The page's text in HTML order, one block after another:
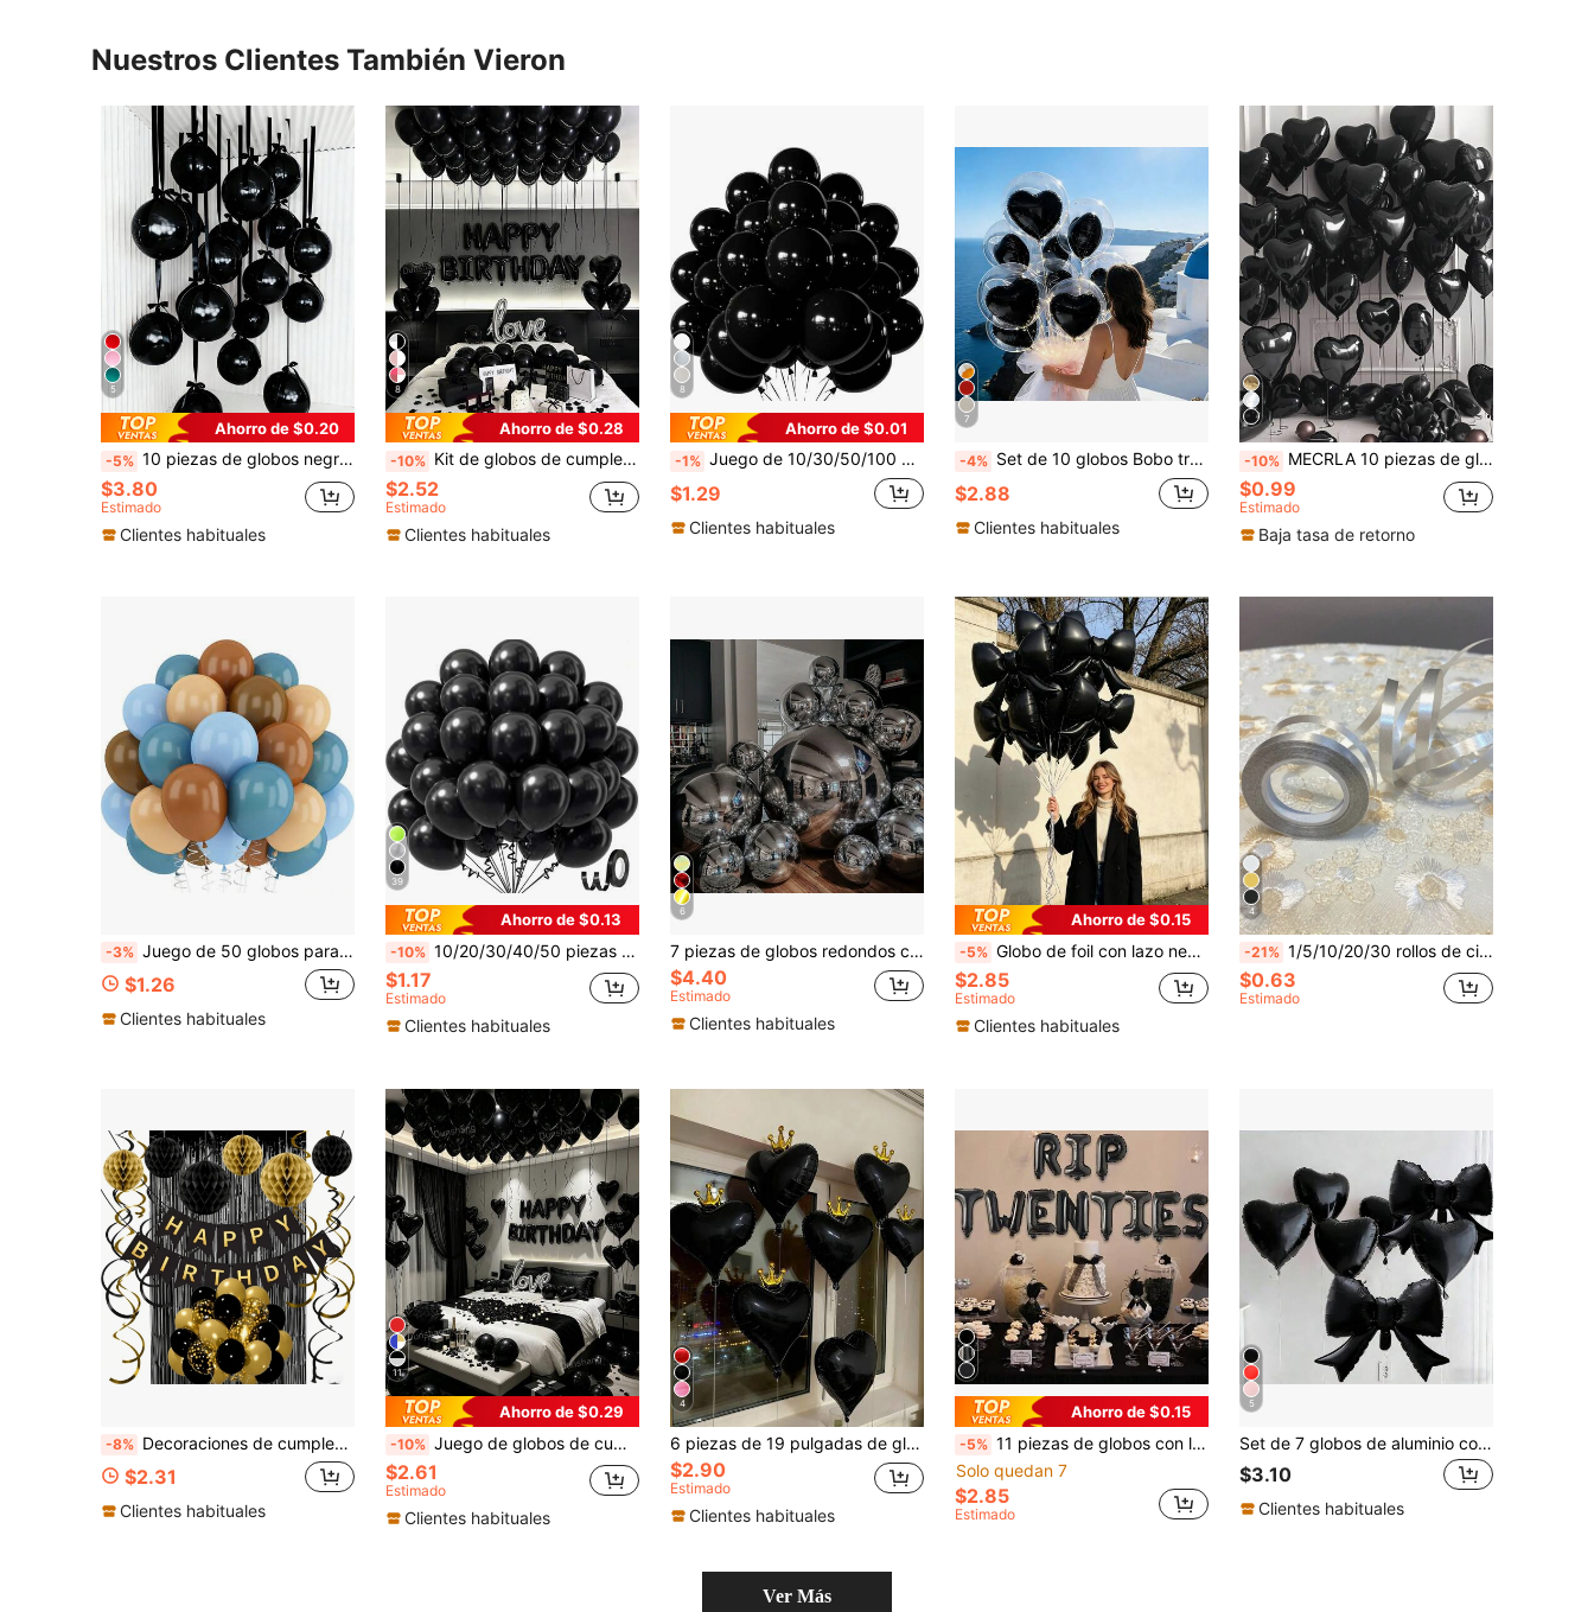
Nuestros Clientes También Vieron
5
Ahorro de $0.20
-5% 10 piezas de globos negros de 18 pulgadas 4D con cintas de poliéster negras y papel de embalaje, portátiles para decoración interior, fiestas, bodas, reuniones en el hogar y talla grande
$3.80
Estimado
Clientes habituales
8
Ahorro de $0.28
-10% Kit de globos de cumpleaños gótico negro 30/56/58 piezas - 500 piezas de pétalos artificiales negros + pancarta de feliz cumpleaños de 16 pulgadas + 6 globos de lámina en forma de corazón de 18 pulgadas + globo de lámina de amor + globos de látex, perfecto para fiesta de cumpleaños, decoración romántica de dormitorio, sorpresa de medianoche
$2.52
Estimado
Clientes habituales
8
Ahorro de $0.01
-1% Juego de 10/30/50/100 piezas de globos negros, textura mate premium, adecuado para decoración de fiesta de cumpleaños, boda, Día de San Valentín, aniversario, propuesta, evento empresarial y fondo de fotografía. Se puede hacer arco DIY, decoración de mesa o de habitación, crear una atmósfera misteriosa y elegante, mostrar estilo y sensación premium
$1.29
Clientes habituales
7
-4% Set de 10 globos Bobo transparentes de 20 pulgadas con globos de lámina en forma de corazón rojo, adecuado para el Día de San Valentín, cumpleaños, bodas, propuestas y celebraciones de aniversario, globos grandes en forma de corazón rojo - decoración de globos para interiores y exteriores
$2.88
Clientes habituales
-10% MECRLA 10 piezas de globos de lámina con forma de corazón negro, adecuados para decoración de lugar de boda, decoración de fiesta de propuesta, decoración de banquete de boda, decoración de pared de fondo, decoración de fiesta de despedida de soltera, decoración de fiesta de cumpleaños 2026
$0.99
Estimado
Baja tasa de retorno
-3% Juego de 50 globos para fiesta, incluye globos de látex gruesos anti-estallido de 10 pulgadas en azul niebla, azul macaron, nude, café y marrón, con cinta a juego opcional, perfecto para cumpleaños, fiesta temática, baby shower, boda, Día de San Valentín, propuesta de compromiso, aniversario, baile de graduación, revelación de género, decoración y accesorios de fotografía para diversas escenas interiores y exteriores
$1.26
Clientes habituales
39
Ahorro de $0.13
-10% 10/20/30/40/50 piezas Globos negros, Tamaños 18/12/10/5 pulgadas, Globos de látex negros, Globos para fiestas, Adecuados para ceremonia de graduación, Halloween, decoración de fiesta de cumpleaños
$1.17
Estimado
Clientes habituales
6
7 piezas de globos redondos con lámina de plata (1 pieza de 32 pulgadas, 3 piezas de 22 pulgadas, 3 piezas de 10 pulgadas) para decoración de bodas, cumpleaños, Día de San Valentín, aniversario, Día de la Madre, Día del Padre, fiesta de graduación, globos esféricos 4D
$4.40
Estimado
Clientes habituales
Ahorro de $0.15
-5% Globo de foil con lazo negro de 21 pulgadas, adecuado para decoración de fiesta de cumpleaños, boda, Día de San Valentín, Año Nuevo
$2.85
Estimado
Clientes habituales
4
-21% 1/5/10/20/30 rollos de cinta decorativa metálica dorada para globos, cintas de globos dorados de 10M de largo, adecuadas para fiestas, bodas, cumpleaños, celebraciones, envoltura de regalos y talla grande
$0.63
Estimado
-8% Decoraciones de cumpleaños en negro y dorado, adecuadas tanto para hombres como para mujeres. El juego de globos Recosis en negro y dorado incluye una pancarta de "Feliz Cumpleaños", globos de panal, un vórtice colgante en forma de estrella y decoraciones de cortina de papel de aluminio.
$2.31
Clientes habituales
11
Ahorro de $0.29
-10% Juego de globos de cumpleaños negro 18/526/544 piezas - 500 piezas de pétalos artificiales negros + globo pancarta de feliz cumpleaños de 16 pulgadas + globo de lámina con forma de corazón + globos de látex, perfecto para fiesta de cumpleaños, decoración de aniversario, decoración del hogar, decoración de fiesta de cumpleaños para hombres y mujeres
$2.61
Estimado
Clientes habituales
4
6 piezas de 19 pulgadas de globos flotantes con forma de corona y corazón, adecuados para decoración de bodas, Día de la Madre, propuestas, accesorios fotográficos, decoración interior/exterior, despedida de soltera, cumpleaños
$2.90
Estimado
Clientes habituales
Ahorro de $0.15
-5% 11 piezas de globos con letras negras " TWENTIES", decoraciones de cumpleaños 30/40 negro para hombres/mujeres, decoraciones de fiesta de cumpleaños 30/40 con globos y pancarta, decoración de fiesta de cumpleaños 30 con tema oscuro gótico
Solo quedan 7
$2.85
Estimado
5
Set de 7 globos de aluminio con forma de corazón y lazo de color negro, decoración para bodas, cumpleaños, aniversarios, San Valentín, Año Nuevo, Navidad
$3.10
Clientes habituales
Ver Más